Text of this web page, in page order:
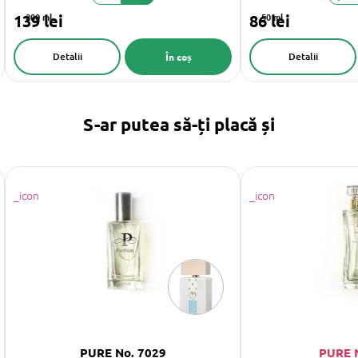
200 ml
139 lei
În coș
Detalii
50 ml
86 lei
Detalii
S-ar putea să-ți placă și
PURE No. 7029 PURE